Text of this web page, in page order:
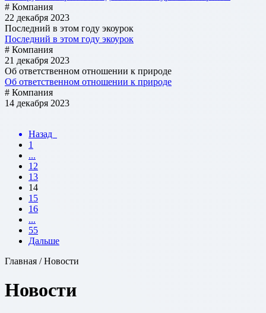
# Компания
22 декабря 2023
Последний в этом году экоурок
Последний в этом году экоурок
# Компания
21 декабря 2023
Об ответственном отношении к природе
Об ответственном отношении к природе
# Компания
14 декабря 2023
Назад
1
...
12
13
14
15
16
...
55
Дальше
Главная / Новости
Новости